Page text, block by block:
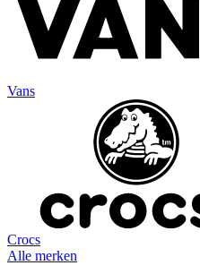
Vans
Crocs
Alle merken